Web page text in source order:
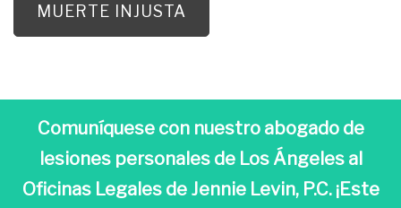
MUERTE INJUSTA
Comuníquese con nuestro abogado de
lesiones personales de Los Ángeles al
Oficinas Legales de Jennie Levin, P.C. ¡Este